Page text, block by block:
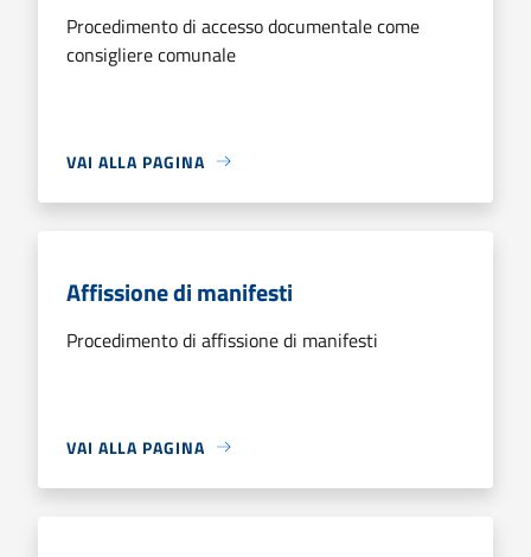
Procedimento di accesso documentale come
consigliere comunale
VAI ALLA PAGINA
Affissione di manifesti
Procedimento di affissione di manifesti
VAI ALLA PAGINA